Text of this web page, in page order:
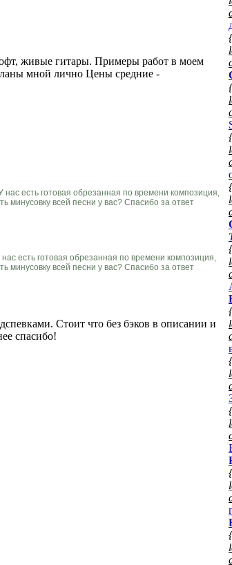
живые гитары. Примеры работ в моем
мной лично Цены средние -
есть готовая обрезанная по времени композиция,
минусовку всей песни у вас? Спасибо за ответ
есть готовая обрезанная по времени композиция,
минусовку всей песни у вас? Спасибо за ответ
Стоит что без бэков в описании и
спасибо!